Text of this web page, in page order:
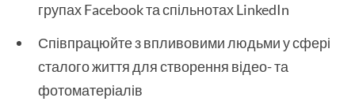
групах Facebook та спільнотах LinkedIn
Співпрацюйте з впливовими людьми у сфері
сталого життя для створення відео- та
фотоматеріалів